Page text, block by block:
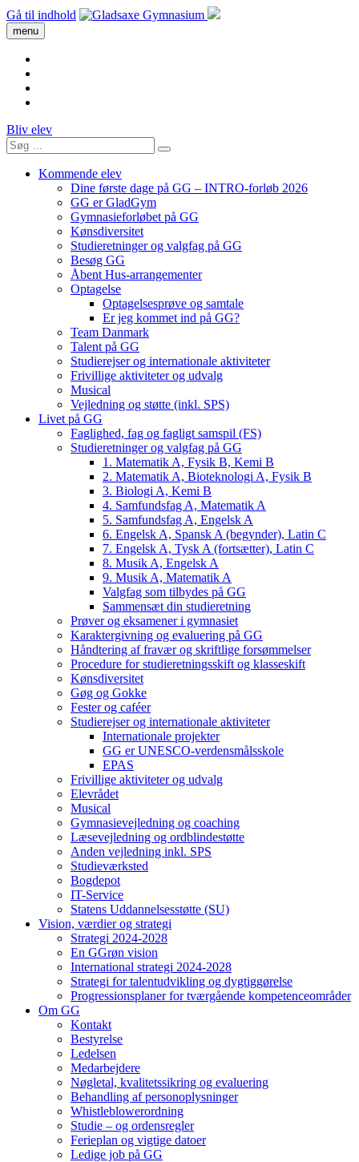
Gå til indhold
menu
Bliv elev
Kommende elev
Dine første dage på GG – INTRO-forløb 2026
GG er GladGym
Gymnasieforløbet på GG
Kønsdiversitet
Studieretninger og valgfag på GG
Besøg GG
Åbent Hus-arrangementer
Optagelse
Optagelsesprøve og samtale
Er jeg kommet ind på GG?
Team Danmark
Talent på GG
Studierejser og internationale aktiviteter
Frivillige aktiviteter og udvalg
Musical
Vejledning og støtte (inkl. SPS)
Livet på GG
Faglighed, fag og fagligt samspil (FS)
Studieretninger og valgfag på GG
1. Matematik A, Fysik B, Kemi B
2. Matematik A, Bioteknologi A, Fysik B
3. Biologi A, Kemi B
4. Samfundsfag A, Matematik A
5. Samfundsfag A, Engelsk A
6. Engelsk A, Spansk A (begynder), Latin C
7. Engelsk A, Tysk A (fortsætter), Latin C
8. Musik A, Engelsk A
9. Musik A, Matematik A
Valgfag som tilbydes på GG
Sammensæt din studieretning
Prøver og eksamener i gymnasiet
Karaktergivning og evaluering på GG
Håndtering af fravær og skriftlige forsømmelser
Procedure for studieretningsskift og klasseskift
Kønsdiversitet
Gøg og Gokke
Fester og caféer
Studierejser og internationale aktiviteter
Internationale projekter
GG er UNESCO-verdensmålsskole
EPAS
Frivillige aktiviteter og udvalg
Elevrådet
Musical
Gymnasievejledning og coaching
Læsevejledning og ordblindestøtte
Anden vejledning inkl. SPS
Studieværksted
Bogdepot
IT-Service
Statens Uddannelsesstøtte (SU)
Vision, værdier og strategi
Strategi 2024-2028
En GGrøn vision
International strategi 2024-2028
Strategi for talentudvikling og dygtiggørelse
Progressionsplaner for tværgående kompetenceområder
Om GG
Kontakt
Bestyrelse
Ledelsen
Medarbejdere
Nøgletal, kvalitetssikring og evaluering
Behandling af personoplysninger
Whistleblowerordning
Studie – og ordensregler
Ferieplan og vigtige datoer
Ledige job på GG